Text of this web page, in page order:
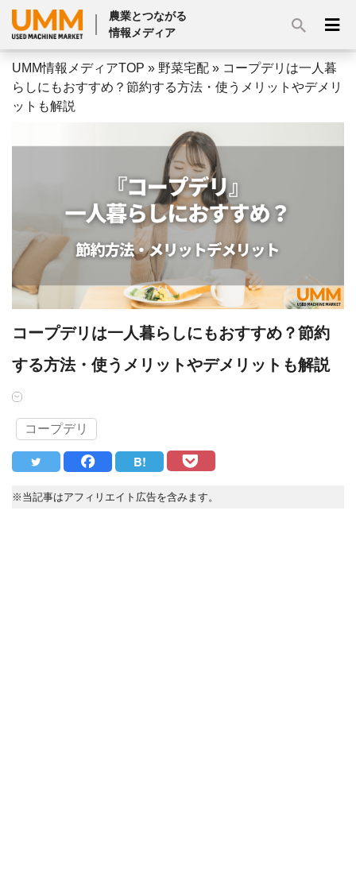
農業とつながる
情報メディア
UMM情報メディアTOP » 野菜宅配 » コープデリは一人暮
らしにもおすすめ？節約する方法・使うメリットやデメリ
ットも解説
コープデリは一人暮らしにもおすすめ？節約
する方法・使うメリットやデメリットも解説
コープデリ
B!
※当記事はアフィリエイト広告を含みます。